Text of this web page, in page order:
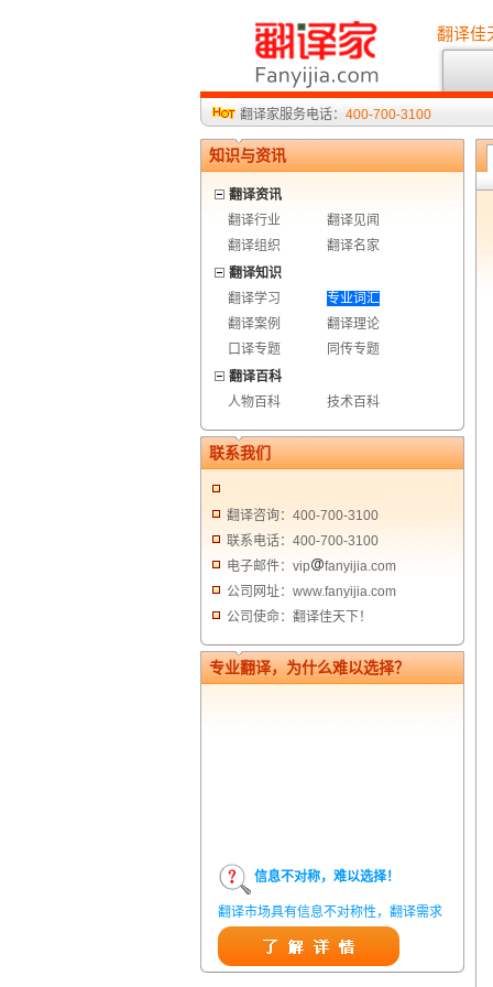
翻译佳
翻译家服务电话： 400-700-3100
知识与资讯
翻译资讯
翻译行业
翻译见闻
翻译组织
翻译名家
翻译知识
翻译学习
专业词汇
翻译案例
翻译理论
口译专题
同传专题
翻译百科
人物百科
技术百科
联系我们
翻译咨询：400-700-3100
联系电话：400-700-3100
电子邮件：vip
fanyijia.com
公司网址：www.fanyijia.com
公司使命：翻译佳天下！
专业翻译，为什么难以选择？
信息不对称，难以选择！
翻译市场具有信息不对称性，翻译需求
方在获得翻译结果前，甚至在获得翻译
结果后，都无法准确判定翻译质量。从
而给劣质翻译者提供了一定生存条件，